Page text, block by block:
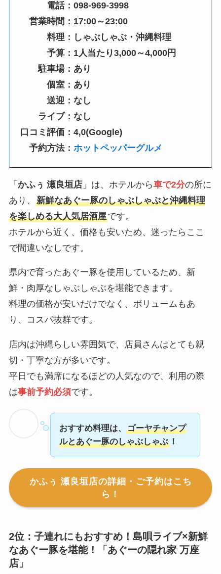
電話：098-969-3998
営業時間：17:00～23:00
料理：しゃぶしゃぶ・沖縄料理
予算：1人当たり3,000～4,000円
駐車場：あり
個室：あり
送迎：なし
ライブ：なし
口コミ評価：4,0(Google)
予約方法：ホットペッパーグルメ
「 かふぅ 瀬良垣店」は、ホテルから車で2分の所に
あり、 新鮮なあぐー豚のしゃぶしゃぶと沖縄料理
を楽しめる大人気居酒屋です。
ホテルから近く、価格も安いため、迷ったらここ
で間違いなしです。
県内で育ったあぐー豚を使用しているため、新
鮮・肉厚なしゃぶしゃぶを堪能できます。
料理の価格が安いだけでなく、ボリュームもあ
り、コスパ抜群です。
店内は沖縄らしい雰囲気で、店員さんはとても親
切・丁寧な方が多いです。
平日でも満席になるほどの人気なので、利用の際
は事前予約必須です。
おすすめ料理は、
ゴーヤチャンプ
ルとあぐー豚のしゃぶしゃぶ！
かふぅ 瀬良垣店の詳細・ご予約はこち
ら！
2位：子連れにもおすすめ！島唄ライブ×新鮮
なあぐー豚を堪能！「あぐーの隠れ家 万座
店」